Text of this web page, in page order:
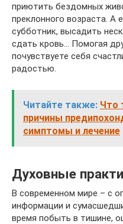
приютить бездомных
преклонного возраста. А
субботник, высадить
сдать кровь… Помогая
почувствуете себя
радостью.
Читайте также: Что
причины
симптомы и лечение
Духовные
В современном мире – с
информации и
время побыть в тишине,